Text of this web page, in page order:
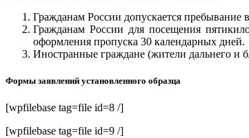
Гражданам России допускается
Гражданам России для посещения
оформления пропуска 30 календарных дней.
Иностранные граждане (жители дальнего и
Формы заявлений установленного образца
[wpfilebase tag=file id=8 /]
[wpfilebase tag=file id=9 /]